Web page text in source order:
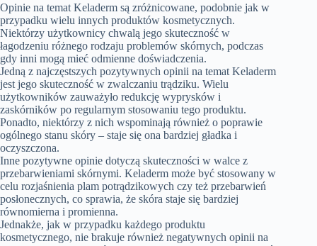
Opinie na temat Keladerm są zróżnicowane, podobnie jak w
przypadku wielu innych produktów kosmetycznych.
Niektórzy użytkownicy chwalą jego skuteczność w
łagodzeniu różnego rodzaju problemów skórnych, podczas
gdy inni mogą mieć odmienne doświadczenia.
Jedną z najczęstszych pozytywnych opinii na temat Keladerm
jest jego skuteczność w zwalczaniu trądziku. Wielu
użytkowników zauważyło redukcję wyprysków i
zaskórników po regularnym stosowaniu tego produktu.
Ponadto, niektórzy z nich wspominają również o poprawie
ogólnego stanu skóry – staje się ona bardziej gładka i
oczyszczona.
Inne pozytywne opinie dotyczą skuteczności w walce z
przebarwieniami skórnymi. Keladerm może być stosowany w
celu rozjaśnienia plam potrądzikowych czy też przebarwień
posłonecznych, co sprawia, że skóra staje się bardziej
równomierna i promienna.
Jednakże, jak w przypadku każdego produktu
kosmetycznego, nie brakuje również negatywnych opinii na